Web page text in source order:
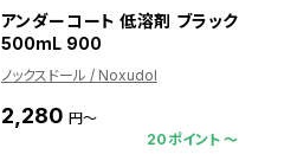
アンダーコート 低溶剤 ブラック
500mL 900
ノックスドール / Noxudol
2,280 円～
20ポイント 〜